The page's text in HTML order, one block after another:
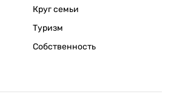
Круг семьи
Туризм
Собственность